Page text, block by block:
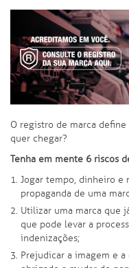
O registro de marca
quer chegar?
Tenha em mente 6 riscos
Jogar tempo, dinheiro e
propaganda de uma
Utilizar uma marca que
que pode levar a
indenizações;
Prejudicar a imagem e